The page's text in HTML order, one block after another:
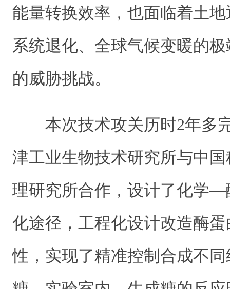
能量转换效率，也面临着土
系统退化、全球气候变暖的
的威胁挑战。
本次技术攻关历时2年多
津工业生物技术研究所与中
理研究所合作，设计了化学—
化途径，工程化设计改造酶
性，实现了精准控制合成不